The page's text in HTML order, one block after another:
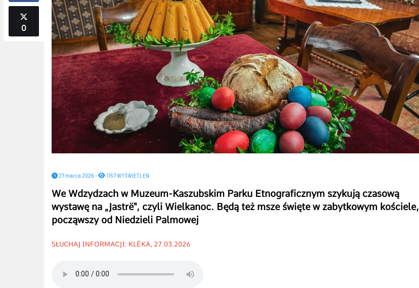
0
27 marca 2026 - 1157 WYŚWIETLEŃ
We Wdzydzach w Muzeum-Kaszubskim Parku Etnograficznym szykują czasową
wystawę na „Jastrë", czyli Wielkanoc. Będą też msze święte w zabytkowym kościele,
począwszy od Niedzieli Palmowej
SŁUCHAJ INFORMACJI: KLËKA, 27.03.2026